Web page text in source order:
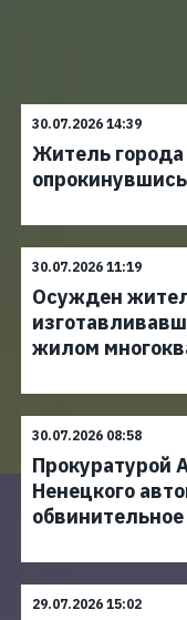
30.07.2026 14:39
Житель города
30.07.2026 11:19
Осужден
жилом
30.07.2026 08:58
Прокуратурой
Ненецкого
обвинительное
29.07.2026 15:02